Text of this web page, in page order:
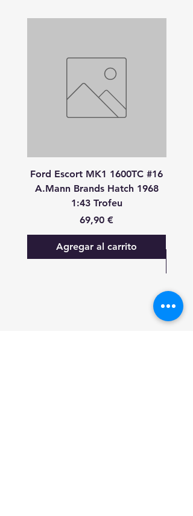
Ford Escort MK1 1600TC #16
A.Mann Brands Hatch 1968
1:43 Trofeu
Precio
69,90 €
Agregar al carrito